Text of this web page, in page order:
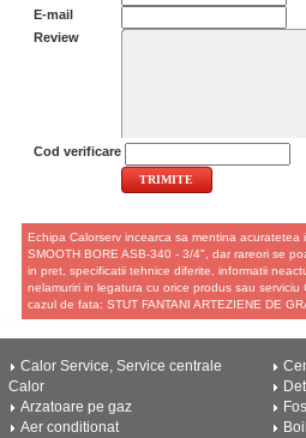
E-mail
Review
Cod verificare
Echipa Calorserv incearca sa mentina acuratetea
SMOOTH BORE ASB-340 - 3/4", dar rareori se
in pret, specificatii tehnice diferite, informatii
nelamuriri in legatura cu orice produs sau
cazul de fata: STUT FANTANI ARTEZIENE DE
Calor Service, Service centrale
Calor
Arzatoare pe gaz
Aer conditionat